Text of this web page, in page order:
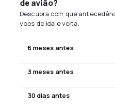
de avião?
Descubra com que
voos de ida e volta.
6 meses antes
3 meses antes
30 dias antes